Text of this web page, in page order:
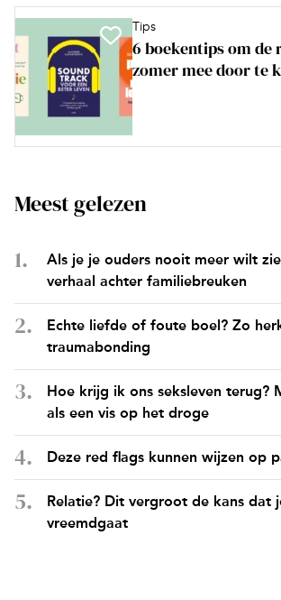
Tips
6 boekentips om de
zomer mee door te
Meest gelezen
Als je je ouders nooit meer wilt
verhaal achter familiebreuken
Echte liefde of foute boel? Zo
traumabonding
Hoe krijg ik ons seksleven terug?
als een vis op het droge
Deze red flags kunnen wijzen op
Relatie? Dit vergroot de kans dat
vreemdgaat